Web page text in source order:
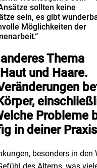
sollten keine
sein, es gibt
Möglichkeiten der
Thema
und Haare.
Probleme
in deiner
besonders in den